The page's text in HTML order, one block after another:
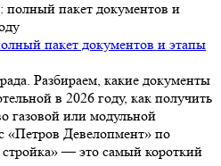
пакет документов и этапы
Разбираем, какие документы
в 2026 году, как получить
газовой или модульной
«Петров Девелопмент» по
— это самый короткий